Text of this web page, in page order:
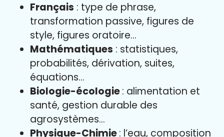
Français : type de phrase,
transformation passive, figures de
style, figures oratoire…
Mathématiques : statistiques,
probabilités, dérivation, suites,
équations…
Biologie-écologie: alimentation et
santé, gestion durable des
agrosystèmes…
Physique-Chimie: l’eau, composition